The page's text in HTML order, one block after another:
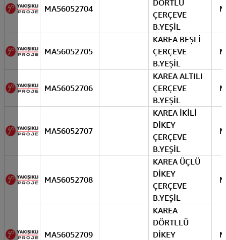
MA56052704
DÖRTLÜ
ÇERÇEVE
B.YEŞİL
MA56052705
KAREA BEŞLİ
ÇERÇEVE
B.YEŞİL
MA56052706
KAREA ALTILI
ÇERÇEVE
B.YEŞİL
MA56052707
KAREA İKİLİ
DİKEY
ÇERÇEVE
B.YEŞİL
MA56052708
KAREA ÜÇLÜ
DİKEY
ÇERÇEVE
B.YEŞİL
MA56052709
KAREA
DÖRTLLÜ
DİKEY